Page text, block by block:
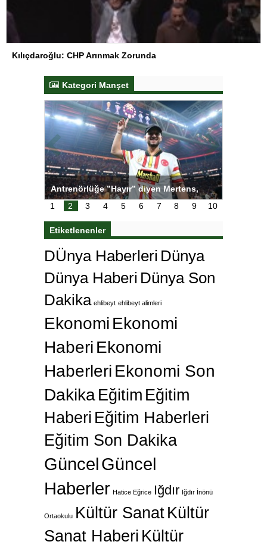
Kılıçdaroğlu: CHP Arınmak Zorunda
Kategori Manşet
Antrenörlüğe ”Hayır” diyen Mertens,
Galatasaray’dan bakın ne istedi
1
2 3 4 5 6 7 8 9 10
Etiketlenenler
DÜnya Haberleri Dünya
Dünya Haberi Dünya Son
Dakika ehlibeyt ehlibeyt alimleri
Ekonomi Ekonomi
Haberi Ekonomi
Haberleri Ekonomi Son
Dakika Eğitim Eğitim
Haberi Eğitim Haberleri
Eğitim Son Dakika
GüncelGüncel
Haberler Hatice Eğrice Iğdır Iğdır İnönü
Ortaokulu Kültür SanatKültür
Sanat Haberi Kültür